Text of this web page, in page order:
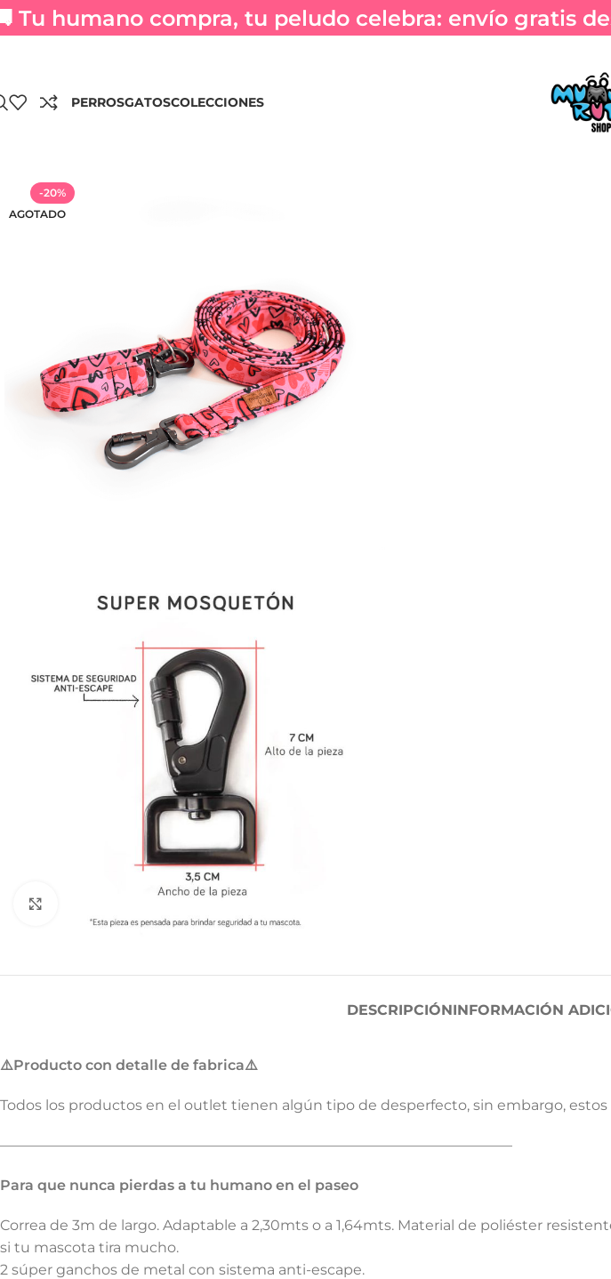
Tu humano compra, tu peludo celebra: envío gratis
PERROSGATOSCOLECCIONES
-20%
AGOTADO
Haga Click para agrandar
DESCRIPCIÓNINFORMACIÓN
⚠️Producto con detalle de fabrica⚠️
Todos los productos en el outlet tienen algún tipo de desperfecto, sin embargo,
————————————————————————————————————
Para que nunca pierdas a tu humano en el paseo
Correa de 3m de largo. Adaptable a 2,30mts o a 1,64mts. Material de poliéster
si tu mascota tira mucho.
2 súper ganchos de metal con sistema anti-escape.